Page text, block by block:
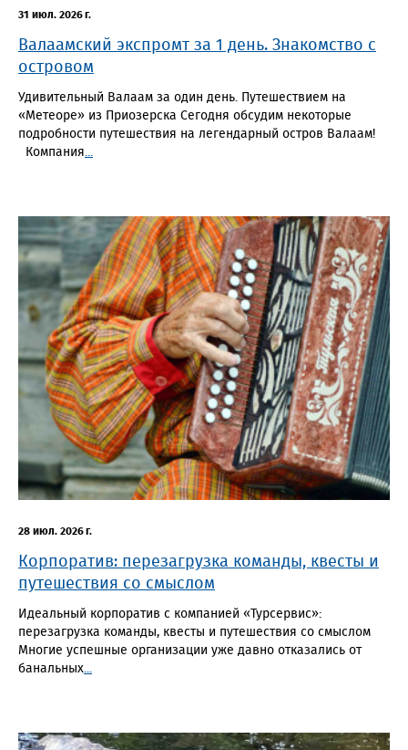
31 июл. 2026 г.
Валаамский экспромт за 1 день. Знакомство с
островом
Удивительный Валаам за один день. Путешествием на
«Метеоре» из Приозерска Сегодня обсудим некоторые
подробности путешествия на легендарный остров Валаам!
Компания...
28 июл. 2026 г.
Корпоратив: перезагрузка команды, квесты и
путешествия со смыслом
Идеальный корпоратив с компанией «Турсервис»:
перезагрузка команды, квесты и путешествия со смыслом
Многие успешные организации уже давно отказались от
банальных...